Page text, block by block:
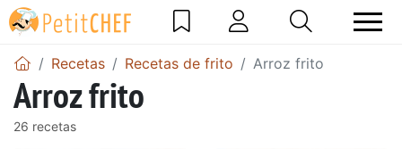
Recetas Recetas de frito Arroz frito
Arroz frito
26 recetas